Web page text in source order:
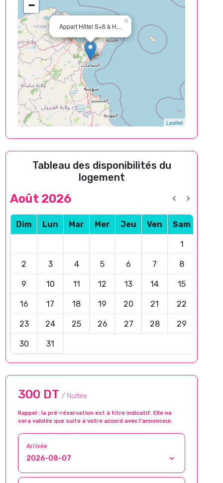
Appart Hôtel S+6 à H...
×
−
Leaflet
Tableau des disponibilités du
logement
Août 2026
Dim Lun Mar Mer Jeu Ven Sam
1
2 3 4 5 6 7 8
9 10 11 12 13 14 15
16 17 18 19 20 21 22
23 24 25 26 27 28 29
30 31
300 DT / Nuitée
Rappel : la pré-réservation est à titre indicatif. Elle ne
sera validée que suite à votre accord avec l’annonceur.
Arrivée